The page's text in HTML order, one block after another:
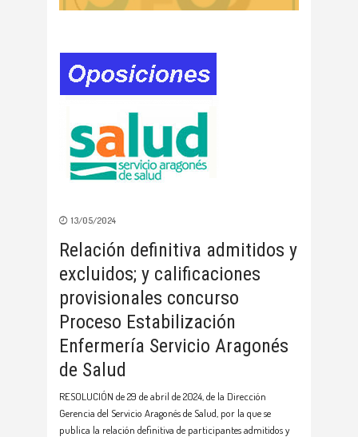
13/05/2024
Relación definitiva admitidos y
excluidos; y calificaciones
provisionales concurso
Proceso Estabilización
Enfermería Servicio Aragonés
de Salud
RESOLUCIÓN de 29 de abril de 2024, de la Dirección
Gerencia del Servicio Aragonés de Salud, por la que se
publica la relación definitiva de participantes admitidos y